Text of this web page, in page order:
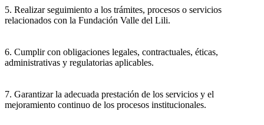
5. Realizar seguimiento a los trámites, procesos o servicios
relacionados con la Fundación Valle del Lili.
6. Cumplir con obligaciones legales, contractuales, éticas,
administrativas y regulatorias aplicables.
7. Garantizar la adecuada prestación de los servicios y el
mejoramiento continuo de los procesos institucionales.